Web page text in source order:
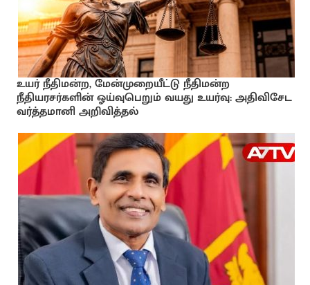
உயர் நீதிமன்ற, மேன்முறையீட்டு நீதிமன்ற
நீதியரசர்களின் ஓய்வுபெறும் வயது உயர்வு: அதிவிசேட
வர்த்தமானி அறிவித்தல்